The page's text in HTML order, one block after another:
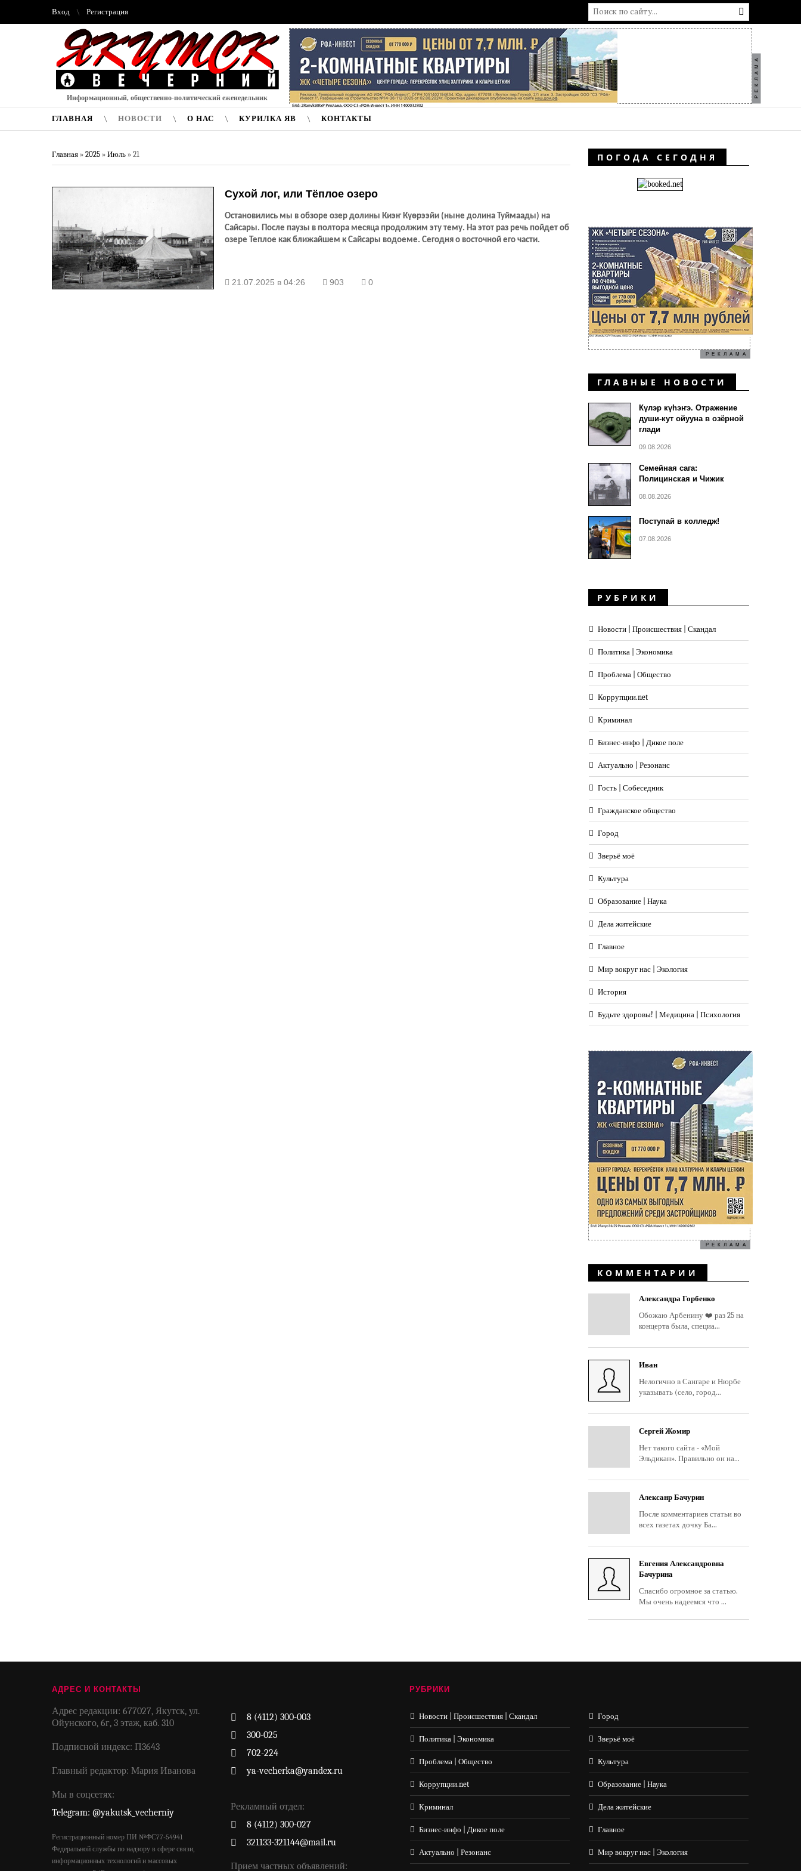
Вход Регистрация
Информационный, общественно-политический еженедельник РЕКЛАМА
ГЛАВНАЯ НОВОСТИ О НАС КУРИЛКА ЯВ КОНТАКТЫ
Главная » 2025 » Июль » 21
Сухой лог, или Тёплое озеро
Остановились мы в обзоре озер долины Киэҥ Күөрээйи (ныне долина Туймаады) на
Сайсары. После паузы в полтора месяца продолжим эту тему. На этот раз речь пойдет об
озере Теплое как ближайшем к Сайсары водоеме. Сегодня о восточной его части.
21.07.2025 в 04:26 903 0
ПОГОДА СЕГОДНЯ
РЕКЛАМА
ГЛАВНЫЕ НОВОСТИ
Күлэр күhэҥэ. Отражение
души-кут ойууна в озёрной
глади
09.08.2026
Семейная сага:
Полицинская и Чижик
08.08.2026
Поступай в колледж!
07.08.2026
РУБРИКИ
Новости | Происшествия | Скандал
Политика | Экономика
Проблема | Общество
Коррупции.net
Криминал
Бизнес-инфо | Дикое поле
Актуально | Резонанс
Гость | Собеседник
Гражданское общество
Город
Зверьё моё
Культура
Образование | Наука
Дела житейские
Главное
Мир вокруг нас | Экология
История
Будьте здоровы! | Медицина | Психология
РЕКЛАМА
КОММЕНТАРИИ
Александра Горбенко
Обожаю Арбенину ❤️ раз 25 на
концерта была, специа...
Иван
Нелогично в Сангаре и Нюрбе
указывать (село, город...
Сергей Жомир
Нет такого сайта - «Мой
Эльдикан». Правильно он на...
Алексанр Бачурин
После комментариев статьи во
всех газетах дочку Ба...
Евгения Александровна
Бачурина
Спасибо огромное за статью.
Мы очень надеемся что ...
АДРЕС И КОНТАКТЫ
Адрес редакции: 677027, Якутск, ул.
Ойунского, 6г, 3 этаж, каб. 310
Подписной индекс: П3643
Главный редактор: Мария Иванова
Мы в соцсетях:
Telegram: @yakutsk_vecherniy
Регистрационный номер ПИ №ФС77-54941
Федеральной службы по надзору в сфере связи,
информационных технологий и массовых
8 (4112) 300-003
300-025
702-224
ya-vecherka@yandex.ru
Рекламный отдел:
8 (4112) 300-027
321133-321144@mail.ru
Прием частных объявлений:
РУБРИКИ
Новости | Происшествия | Скандал
Политика | Экономика
Проблема | Общество
Коррупции.net
Криминал
Бизнес-инфо | Дикое поле
Актуально | Резонанс
Город
Зверьё моё
Культура
Образование | Наука
Дела житейские
Главное
Мир вокруг нас | Экология